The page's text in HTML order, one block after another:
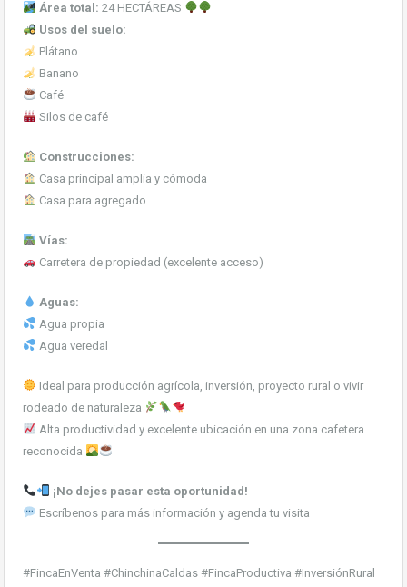
Área total: 24 HECTÁREAS
Usos del suelo:
Plátano
Banano
Café
Silos de café
Construcciones:
Casa principal amplia y cómoda
Casa para agregado
Vías:
Carretera de propiedad (excelente acceso)
Aguas:
Agua propia
Agua veredal
Ideal para producción agrícola, inversión, proyecto rural o vivir
rodeado de naturaleza
Alta productividad y excelente ubicación en una zona cafetera
reconocida
¡No dejes pasar esta oportunidad!
Escríbenos para más información y agenda tu visita
#FincaEnVenta #ChinchinaCaldas #FincaProductiva #InversiónRural